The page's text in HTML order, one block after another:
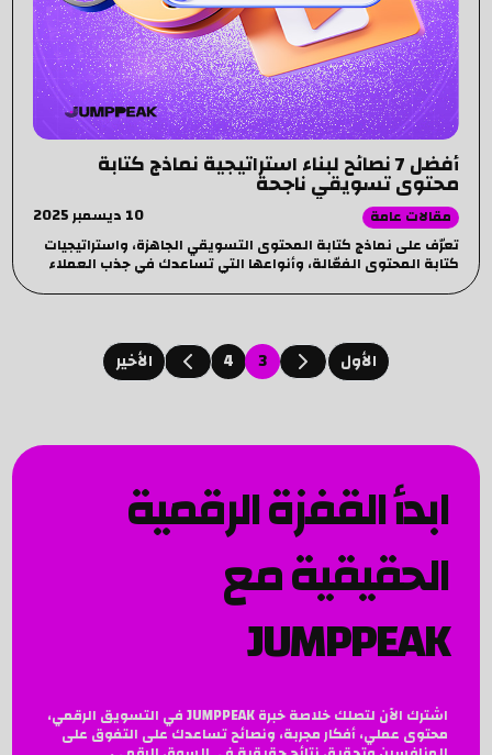
أفضل 7 نصائح لبناء استراتيجية نماذج كتابة
محتوى تسويقي ناجحة
مقالات عامة
10 ديسمبر 2025
تعرّف على نماذج كتابة المحتوى التسويقي الجاهزة، واستراتيجيات
كتابة المحتوى الفعّالة، وأنواعها التي تساعدك في جذب العملاء
اﻷول 3
4 اﻷخير
ابدأ القفزة الرقمية
الحقيقية مع
JUMPPEAK
اشترك الآن لتصلك خلاصة خبرة JUMPPEAK في التسويق الرقمي،
محتوى عملي، أفكار مجربة، ونصائح تساعدك على التفوق على